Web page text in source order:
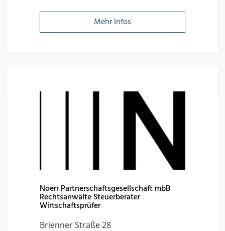
Mehr Infos
Noerr Partnerschaftsgesellschaft mbB
Rechtsanwälte Steuerberater
Wirtschaftsprüfer
Brienner Straße 28